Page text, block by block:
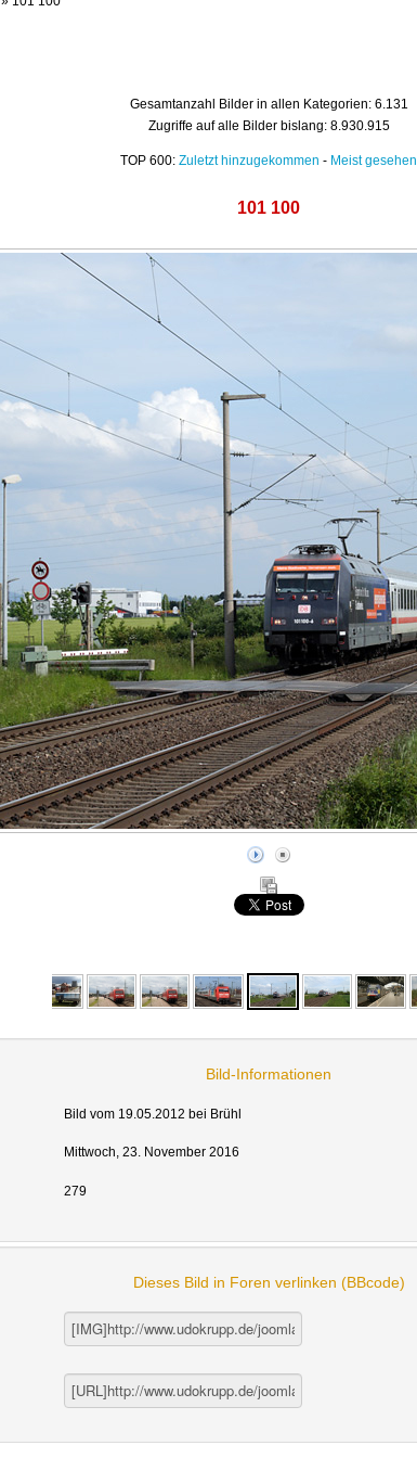
Gesamtanzahl Bilder in allen Kategorien: 6.131
Zugriffe auf alle Bilder bislang: 8.930.915
TOP 600:Zuletzt hinzugekommen - Meist gesehen
101 100
Bild-Informationen
Bild vom 19.05.2012 bei Brühl
Mittwoch, 23. November 2016
279
Dieses Bild in Foren verlinken (BBcode)